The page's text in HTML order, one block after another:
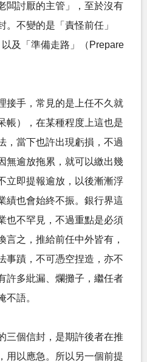
闆討厭的主管」，至於沒有
不變的是「責怪前任」
以及「準備走路」（Prepare
接手，常見的是上任不久就
帳），在某種程度上這也是
，當下也許出現虧損，不過
無逾放拖累，就可以繳出幾
立即提報逾放，以後漸漸浮
績也會始終不振。銀行界這
也不罕見，不過重點是必須
言之，推給前任中外皆有，
事蹟，不可憑空捏造，亦不
許多紕漏、爛攤子，繼任者
不語。
三個信封，是期許後者在推
用以應急。所以另一個前提